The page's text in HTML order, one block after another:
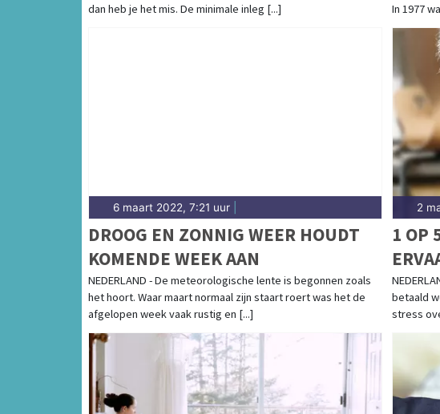
dan heb je het mis. De minimale inleg [...]
In 1977
6 maart 2022, 7:21 uur
DROOG EN ZONNIG WEER HOUDT
KOMENDE WEEK AAN
NEDERLAND - De meteorologische lente is begonnen zoals
het hoort. Waar maart normaal zijn staart roert was het de
afgelopen week vaak rustig en [...]
2
1 OP
betaald
stress